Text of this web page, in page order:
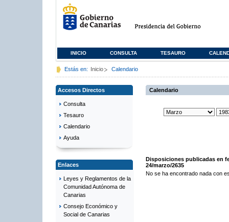
INICIO CONSULTA TESAURO
Estás en: Inicio Calendario
Accesos Directos
Consulta
Tesauro
Calendario
Ayuda
Enlaces
Leyes y Reglamentos de la
Comunidad Autónoma de
Canarias
Consejo Económico y
Social de Canarias
Calendario
Disposiciones publicadas en
24/marzo/2635
No se ha encontrado nada con